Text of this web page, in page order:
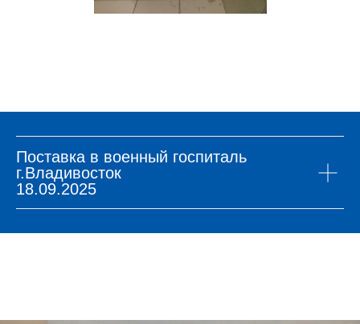
Поставка в военный госпиталь
г.Владивосток
18.09.2025